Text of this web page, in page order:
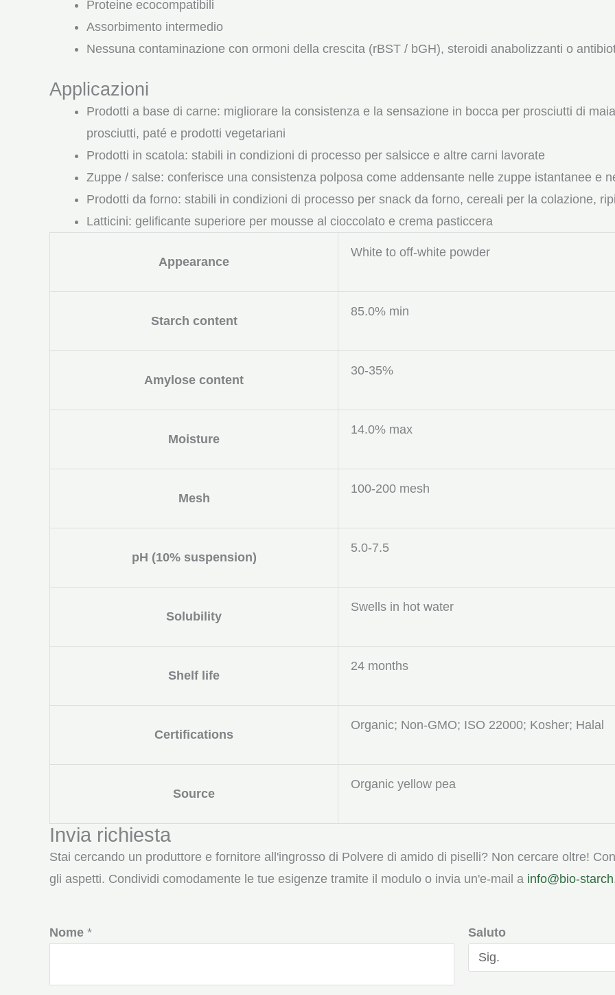
Proteine ​​ecocompatibili
Assorbimento intermedio
Nessuna contaminazione con ormoni della crescita (rBST / bGH), steroidi anabolizzanti o
Applicazioni
Prodotti a base di carne: migliorare la consistenza e la sensazione in bocca per prosciutti di
prosciutti, paté e prodotti vegetariani
Prodotti in scatola: stabili in condizioni di processo per salsicce e altre carni lavorate
Zuppe / salse: conferisce una consistenza polposa come addensante nelle zuppe istantanee e
Prodotti da forno: stabili in condizioni di processo per snack da forno, cereali per la colazione,
Latticini: gelificante superiore per mousse al cioccolato e crema pasticcera
Appearance
White to off-white powder
Starch content
85.0% min
Amylose content
30-35%
Moisture
14.0% max
Mesh
100-200 mesh
pH (10% suspension)
5.0-7.5
Solubility
Swells in hot water
Shelf life
24 months
Certifications
Organic; Non-GMO; ISO 22000; Kosher; Halal
Source
Organic yellow pea
Invia richiesta
Stai cercando un produttore e fornitore all'ingrosso di Polvere di amido di piselli? Non cercare oltre!
gli aspetti. Condividi comodamente le tue esigenze tramite il modulo o invia un'e-mail a info@bio-
Nome * Saluto